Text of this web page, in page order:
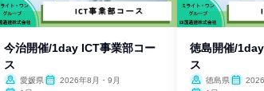
今治開催/1day ICT事業部コー
ス
愛媛県
2026年8月・9月
徳島開催/
ス
徳島県